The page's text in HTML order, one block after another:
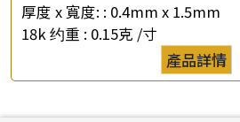
厚度 x 寬度: : 0.4mm x 1.5mm
18k 约重 : 0.15克 /寸
產品詳情